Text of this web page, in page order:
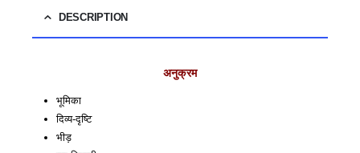
DESCRIPTION
अनुक्रम
भूमिका
दिव्य-द‍ृष्‍टि
भीड़